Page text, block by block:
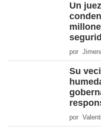
Un
por
Su
por